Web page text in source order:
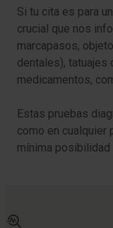
Si tu cita es para
crucial que nos
marcapasos,
dentales),
medicamentos,
Estas pruebas
como en cualquier
mínima posibilidad